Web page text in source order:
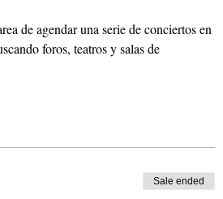
de agendar una serie de conciertos en
foros, teatros y salas de
Sale ended